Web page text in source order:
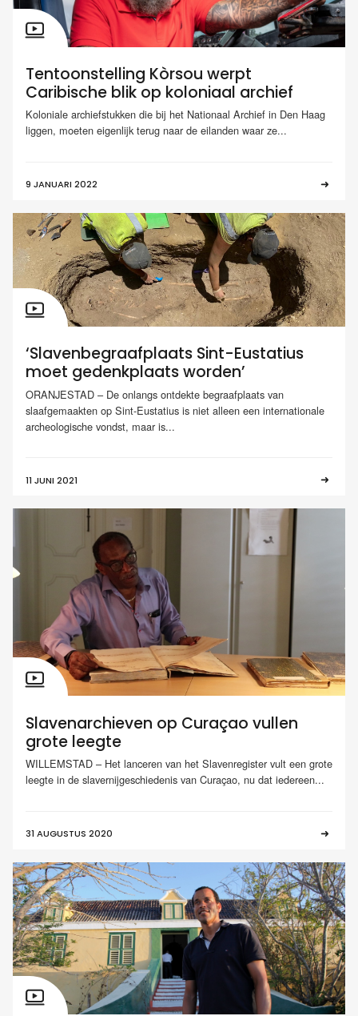
Tentoonstelling Kòrsou werpt
Caribische blik op koloniaal archief
Koloniale archiefstukken die bij het Nationaal Archief in Den Haag
liggen, moeten eigenlijk terug naar de eilanden waar ze...
9 JANUARI 2022
‘Slavenbegraafplaats Sint-Eustatius
moet gedenkplaats worden’
ORANJESTAD – De onlangs ontdekte begraafplaats van
slaafgemaakten op Sint-Eustatius is niet alleen een internationale
archeologische vondst, maar is...
11 JUNI 2021
Slavenarchieven op Curaçao vullen
grote leegte
WILLEMSTAD – Het lanceren van het Slavenregister vult een grote
leegte in de slavernijgeschiedenis van Curaçao, nu dat iedereen...
31 AUGUSTUS 2020